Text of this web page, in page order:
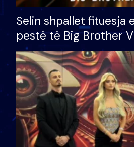
Selin shpallet fituesja
pestë të Big Brother
çmimin e madh prej